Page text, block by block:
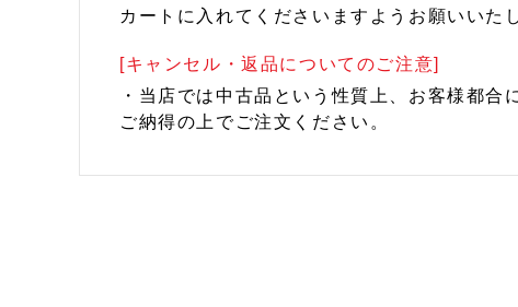
カートに入れてくださいますようお願いいた
[キャンセル・返品についてのご注意]
・当店では中古品という性質上、お客様都
ご納得の上でご注文ください。